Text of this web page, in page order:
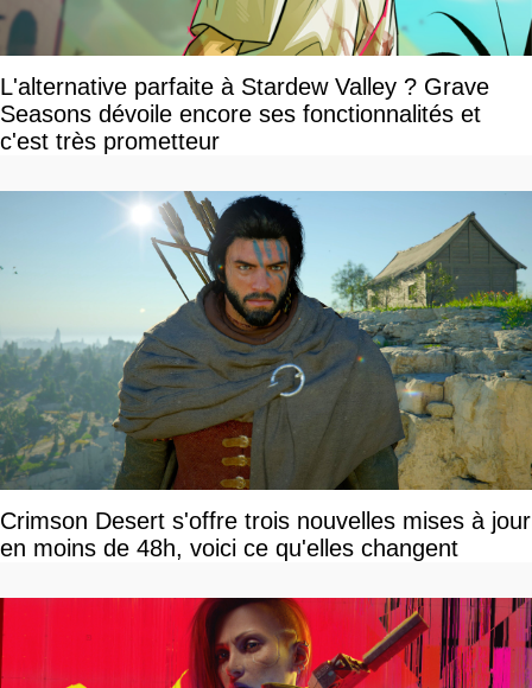
L'alternative parfaite à Stardew Valley ? Grave
Seasons dévoile encore ses fonctionnalités et
c'est très prometteur
Crimson Desert s'offre trois nouvelles mises à jour
en moins de 48h, voici ce qu'elles changent